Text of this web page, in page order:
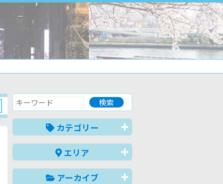
カテゴリー
エリア
アーカイブ